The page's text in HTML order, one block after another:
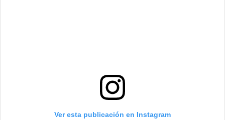
Ver esta publicación en Instagram